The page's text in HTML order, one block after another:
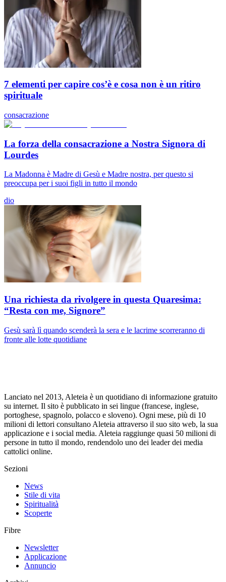
7 elementi per capire cos’è e cosa non è un ritiro
spirituale
consacrazione
La forza della consacrazione a Nostra Signora di
Lourdes
La Madonna è Madre di Gesù e Madre nostra, per questo si
preoccupa per i suoi figli in tutto il mondo
dio
Una richiesta da rivolgere in questa Quaresima:
“Resta con me, Signore”
Gesù sarà lì quando scenderà la sera e le lacrime scorreranno di
fronte alle lotte quotidiane
Lanciato nel 2013, Aleteia è un quotidiano di informazione gratuito
su internet. Il sito è pubblicato in sei lingue (francese, inglese,
portoghese, spagnolo, polacco e sloveno). Ogni mese, più di 10
milioni di lettori consultano Aleteia attraverso il suo sito web, la sua
applicazione e i social media. Aleteia raggiunge quasi 50 milioni di
persone in tutto il mondo, rendendolo uno dei leader dei media
cattolici online.
Sezioni
News
Stile di vita
Spiritualità
Scoperte
Fibre
Newsletter
Applicazione
Annuncio